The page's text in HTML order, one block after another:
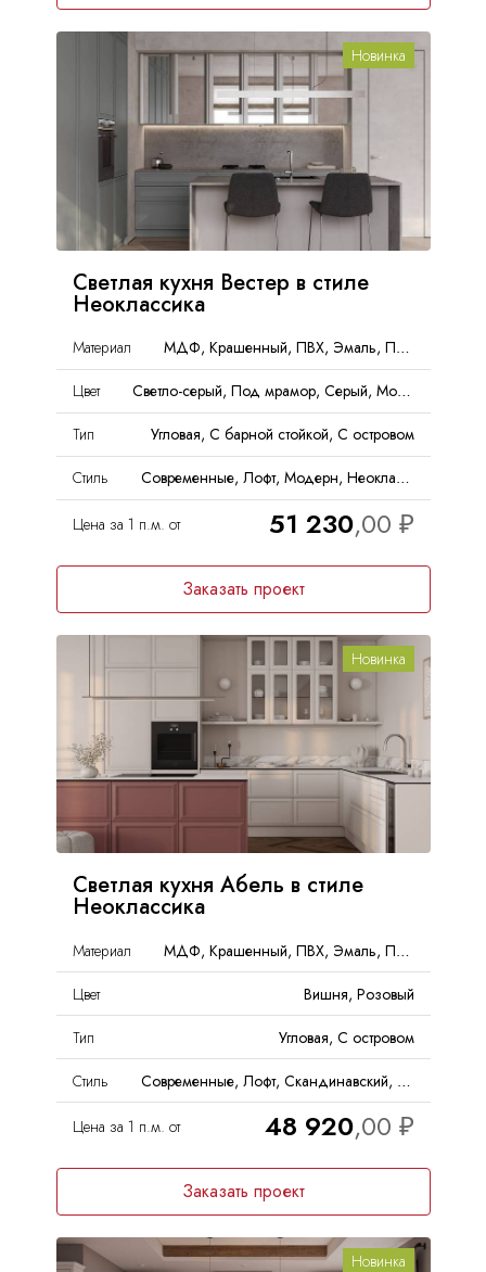
Новинка
Светлая кухня Вестер в стиле
Неоклассика
Материал
МДФ, Крашенный, ПВХ, Эмаль, Пленка, PET
Цвет
Светло-серый, Под мрамор, Серый, Морской Волны, Голубой, Матовый
Тип
Угловая, С барной стойкой, С островом
Стиль
Современные, Лофт, Модерн, Неоклассика, Минимализм
Цена за 1 п.м. от 51 230
Заказать проект
Новинка
Светлая кухня Абель в стиле
Неоклассика
Материал
МДФ, Крашенный, ПВХ, Эмаль, Пленка, PET
Цвет
Вишня, Розовый
Тип
Угловая, С островом
Стиль
Современные, Лофт, Скандинавский, Неоклассика
Цена за 1 п.м. от 48 920
Заказать проект
Новинка